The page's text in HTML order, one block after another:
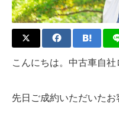
こんにちは。中古車自社
先日ご成約いただいたお